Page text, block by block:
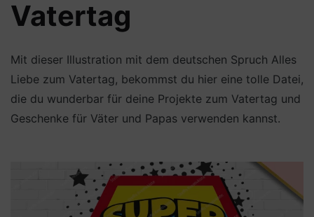
Vatertag
Mit dieser Illustration mit dem deutschen Spruch Alles
Liebe zum Vatertag, bekommst du hier eine tolle Datei,
die du wunderbar für deine Projekte zum Vatertag und
Geschenke für Väter und Papas verwenden kannst.